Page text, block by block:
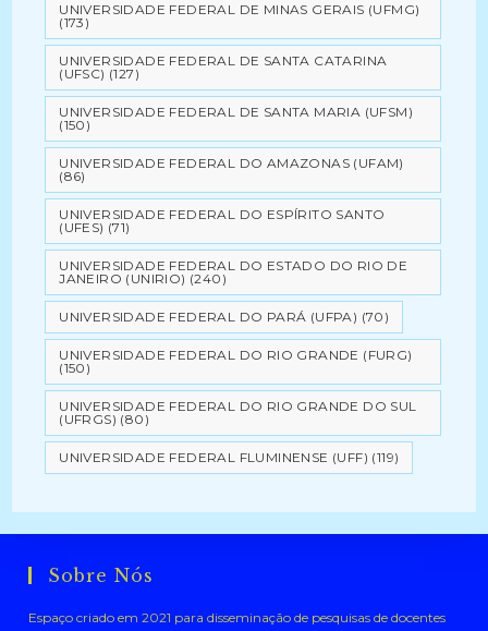
UNIVERSIDADE FEDERAL DE MINAS GERAIS (UFMG)
(173)
UNIVERSIDADE FEDERAL DE SANTA CATARINA
(UFSC) (127)
UNIVERSIDADE FEDERAL DE SANTA MARIA (UFSM)
(150)
UNIVERSIDADE FEDERAL DO AMAZONAS (UFAM)
(86)
UNIVERSIDADE FEDERAL DO ESPÍRITO SANTO
(UFES) (71)
UNIVERSIDADE FEDERAL DO ESTADO DO RIO DE
JANEIRO (UNIRIO) (240)
UNIVERSIDADE FEDERAL DO PARÁ (UFPA) (70)
UNIVERSIDADE FEDERAL DO RIO GRANDE (FURG)
(150)
UNIVERSIDADE FEDERAL DO RIO GRANDE DO SUL
(UFRGS) (80)
UNIVERSIDADE FEDERAL FLUMINENSE (UFF) (119)
Sobre Nós
Espaço criado em 2021 para disseminação de pesquisas de docentes